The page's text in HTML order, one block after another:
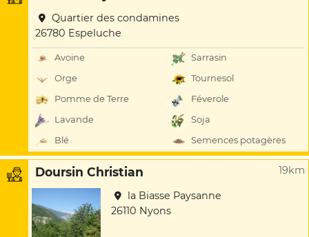
Quartier des condamines
26780 Espeluche
Avoine
Sarrasin
Orge
Tournesol
Pomme de Terre
Féverole
Lavande
Soja
Blé
Semences potagères
Doursin Christian 19km
la Biasse Paysanne
26110 Nyons